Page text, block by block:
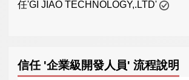
任'GI JIAO TECHNOLOGY,.LTD'
信任 '企業級開發人員' 流程說明